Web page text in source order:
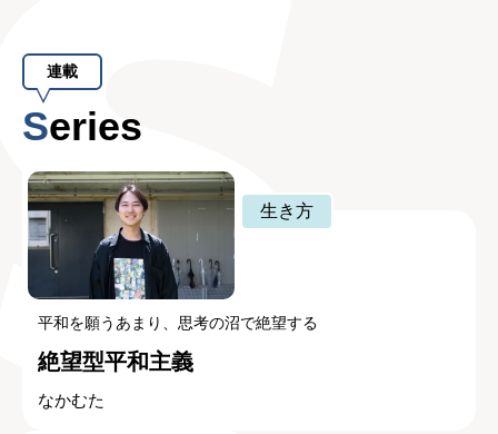
連載
Series
生き方
平和を願うあまり、思考の沼で絶望する
絶望型平和主義
なかむた